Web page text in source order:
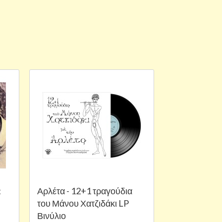
Αρλέτα - 12+1 τραγούδια
του Μάνου Χατζιδάκι LP
Βινύλιο